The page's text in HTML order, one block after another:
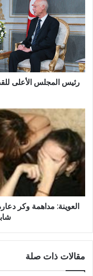
رئيس المجلس الأعلى
العوينة: مداهمة وكر
مقالات ذات صلة